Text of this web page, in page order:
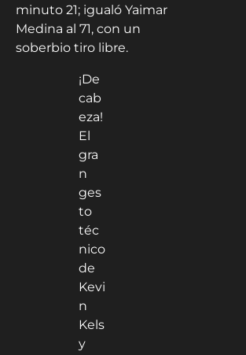
minuto 21; igualó Yaimar
Medina al 71, con un
soberbio tiro libre.
¡De
cab
eza!
El
gra
n
ges
to
téc
nico
de
Kevi
n
Kels
y